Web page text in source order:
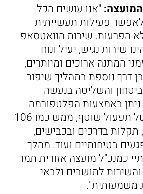
"אנו עושים הכל
פעילות תעשייתית
הפרעות. שירות הוואטסאפ
שירות נגיש, יעיל ונוח
המתנה ארוכים ומיותרים,
דרך נוספת בתהליך שיפור
והשליטה בנעשה
באמצעות הפלטפורמה
לפתוח קריאות של תפעול שוטף, ממש כמו 106
בדרכים ובכבישים,
בטיחותיים ועוד. מהלך
כמנכ"ל מועצה אזורית תמר
לתושבים ולבאי
משמעותית".